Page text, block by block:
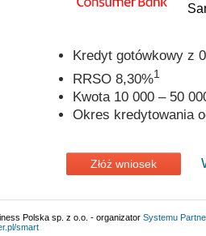
Kredyt gotówkowy z
RRSO 8,30%1
Kwota 10 000 – 50
Okres kredytowania
Złóż wniosek
Polska sp. z o.o. - organizator Systemu
smart